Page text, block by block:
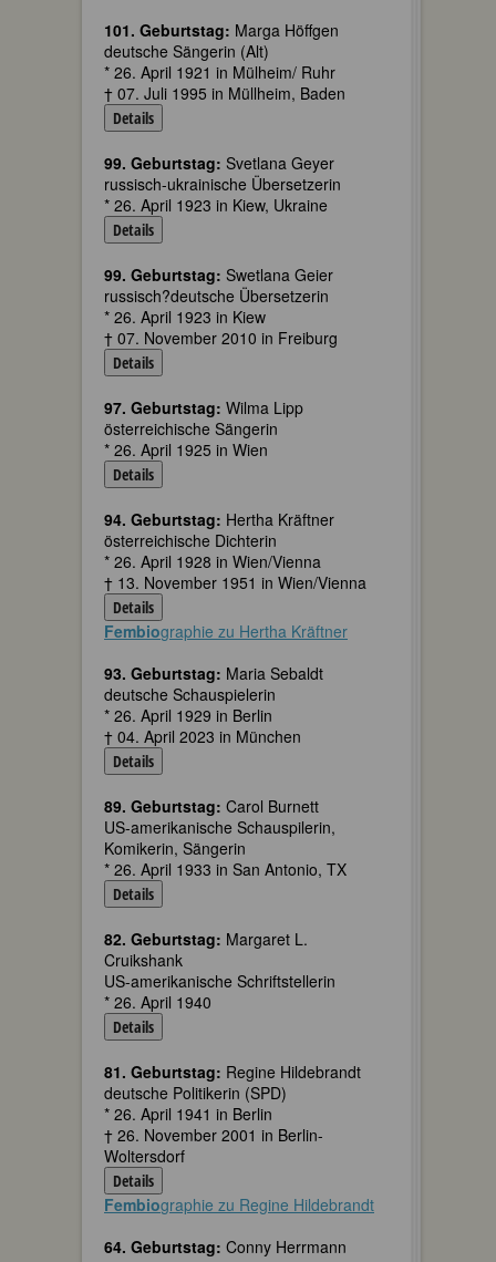
101. Geburtstag: Marga Höffgen
deutsche Sängerin (Alt)
* 26. April 1921 in Mülheim/ Ruhr
† 07. Juli 1995 in Müllheim, Baden
Details
99. Geburtstag: Svetlana Geyer
russisch-ukrainische Übersetzerin
* 26. April 1923 in Kiew, Ukraine
Details
99. Geburtstag: Swetlana Geier
russisch?deutsche Übersetzerin
* 26. April 1923 in Kiew
† 07. November 2010 in Freiburg
Details
97. Geburtstag: Wilma Lipp
österreichische Sängerin
* 26. April 1925 in Wien
Details
94. Geburtstag: Hertha Kräftner
österreichische Dichterin
* 26. April 1928 in Wien/Vienna
† 13. November 1951 in Wien/Vienna
Details
Fembiographie zu Hertha Kräftner
93. Geburtstag: Maria Sebaldt
deutsche Schauspielerin
* 26. April 1929 in Berlin
† 04. April 2023 in München
Details
89. Geburtstag: Carol Burnett
US-amerikanische Schauspilerin,
Komikerin, Sängerin
* 26. April 1933 in San Antonio, TX
Details
82. Geburtstag: Margaret L.
Cruikshank
US-amerikanische Schriftstellerin
* 26. April 1940
Details
81. Geburtstag: Regine Hildebrandt
deutsche Politikerin (SPD)
* 26. April 1941 in Berlin
† 26. November 2001 in Berlin-
Woltersdorf
Details
Fembiographie zu Regine Hildebrandt
64. Geburtstag: Conny Herrmann